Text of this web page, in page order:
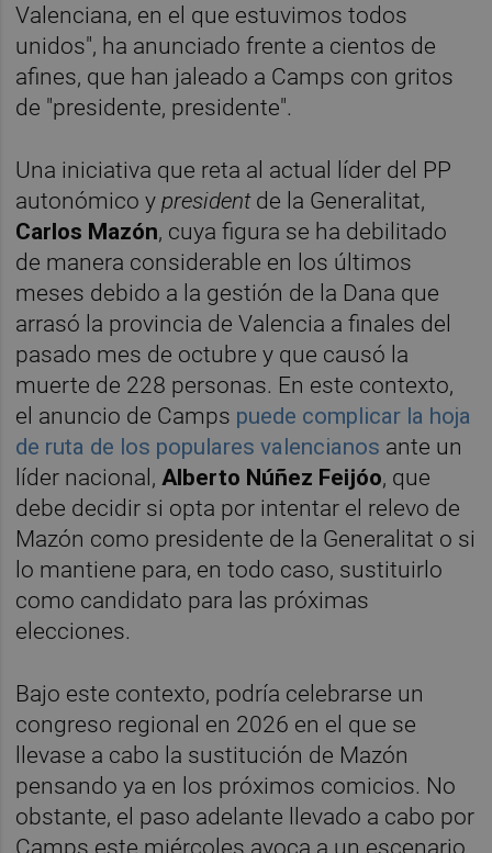
Valenciana, en el que estuvimos todos
unidos", ha anunciado frente a cientos de
afines, que han jaleado a Camps con gritos
de "presidente, presidente".
Una iniciativa que reta al actual líder del PP
autonómico ypresidentde la Generalitat,
Carlos Mazón, cuya figura se ha debilitado
de manera considerable en los últimos
meses debido a la gestión de la Dana que
arrasó la provincia de Valencia a finales del
pasado mes de octubre y que causó la
muerte de 228 personas. En este contexto,
el anuncio de Camps puede complicar la hoja
de ruta de los populares valencianos ante un
líder nacional,Alberto Núñez Feijóo, que
debe decidir si opta por intentar el relevo de
Mazón como presidente de la Generalitat o si
lo mantiene para, en todo caso, sustituirlo
como candidato para las próximas
elecciones.
Bajo este contexto, podría celebrarse un
congreso regional en 2026 en el que se
llevase a cabo la sustitución de Mazón
pensando ya en los próximos comicios. No
obstante, el paso adelante llevado a cabo por
Camps este miércoles avoca a un escenario